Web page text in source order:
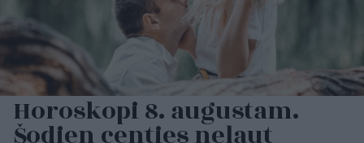
Horoskopi 8. augustam.